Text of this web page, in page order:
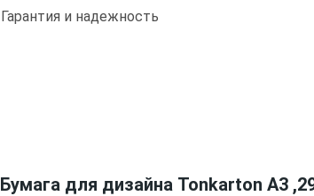
Гарантия и надежность
Бумага для дизайна Tonkarton А3